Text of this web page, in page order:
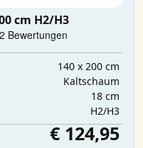
cm H2/H3
140 x 200 cm
Kaltschaum
18 cm
H2/H3
€ 124,95